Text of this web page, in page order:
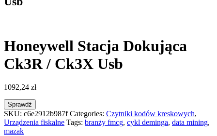
Honeywell Stacja Dokująca
Ck3R / Ck3X Usb
1092,24 zł
Sprawdź
SKU: c6e2912b987f Categories: Czytniki kodów kreskowych,
Urządzenia fiskalne Tags: branży fmcg, cykl deminga, data mining,
mazak